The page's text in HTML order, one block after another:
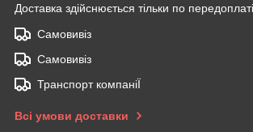
Доставка здійснюється тільки по передоплаті.
Самовивіз
Самовивіз
Транспорт компаніЇ
Всі умови доставки